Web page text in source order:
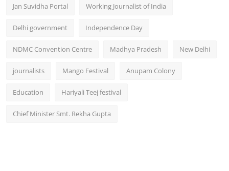
Jan Suvidha Portal Working Journalist of India
Delhi government Independence Day
NDMC Convention Centre Madhya Pradesh New Delhi
journalists Mango Festival Anupam Colony
Education Hariyali Teej festival
Chief Minister Smt. Rekha Gupta